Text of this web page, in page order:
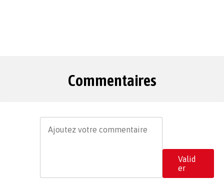
Commentaires
Valid
er